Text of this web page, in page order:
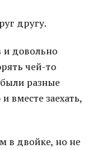
другу.
и довольно
чей-то
разные
вместе заехать,
в двойке, но не